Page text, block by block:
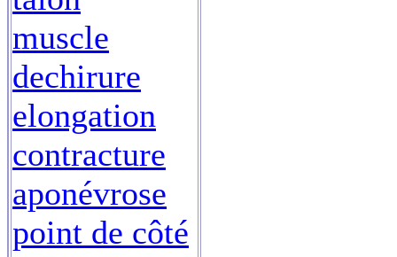
muscle
dechirure
elongation
contracture
aponévrose
point de côté